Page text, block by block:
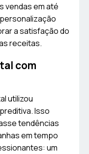
vendas em até
a satisfação do
receitas.
com
utilizou
Isso
tendências
em tempo
um